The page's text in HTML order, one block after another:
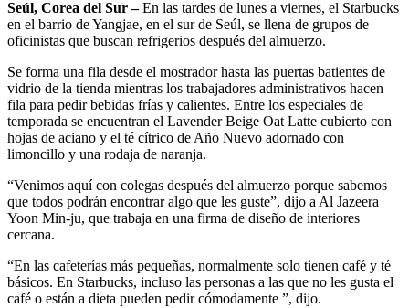
Seúl, Corea del Sur –En las tardes de lunes a viernes, el Starbucks
en el barrio de Yangjae, en el sur de Seúl, se llena de grupos de
oficinistas que buscan refrigerios después del almuerzo.
Se forma una fila desde el mostrador hasta las puertas batientes de
vidrio de la tienda mientras los trabajadores administrativos hacen
fila para pedir bebidas frías y calientes. Entre los especiales de
temporada se encuentran el Lavender Beige Oat Latte cubierto con
hojas de aciano y el té cítrico de Año Nuevo adornado con
limoncillo y una rodaja de naranja.
“Venimos aquí con colegas después del almuerzo porque sabemos
que todos podrán encontrar algo que les guste”, dijo a Al Jazeera
Yoon Min-ju, que trabaja en una firma de diseño de interiores
cercana.
“En las cafeterías más pequeñas, normalmente solo tienen café y té
básicos. En Starbucks, incluso las personas a las que no les gusta el
café o están a dieta pueden pedir cómodamente ”, dijo.